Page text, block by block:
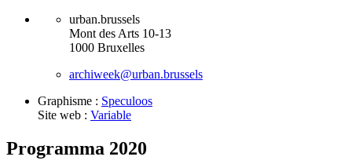
urban.brussels
Mont des Arts 10-13
1000 Bruxelles
archiweek@urban.brussels
Graphisme : Speculoos
Site web : Variable
Programma 2020